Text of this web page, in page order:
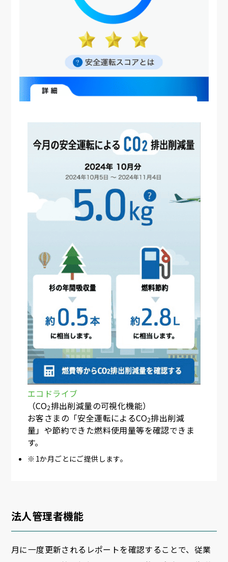
エコドライブ
（CO2排出削減量の可視化機能）
お客さまの「安全運転によるCO2排出削減
量」や節約できた燃料使用量等を確認できま
す。
1か月ごとにご提供します。
法人管理者機能
月に一度更新されるレポートを確認することで、従業